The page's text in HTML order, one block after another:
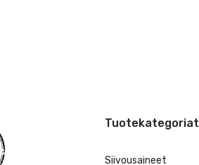
Tuotekategoriat
Siivousaineet